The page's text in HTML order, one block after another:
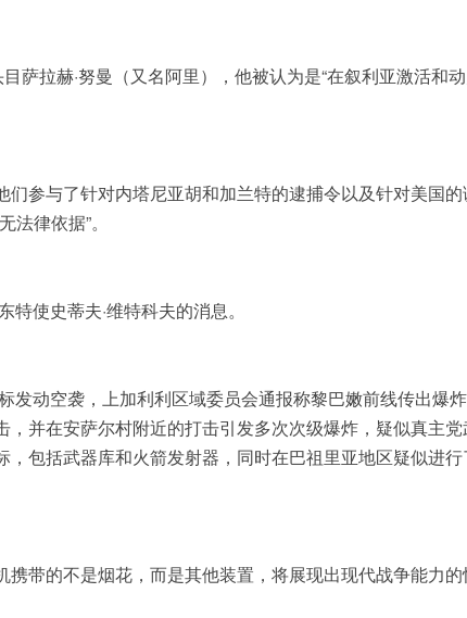
萨拉赫·努曼（又名阿里），他被认为是“在叙利亚激活和
参与了针对内塔尼亚胡和加兰特的逮捕令以及针对美国的
律依据”。
使史蒂夫·维特科夫的消息。
动空袭，上加利利区域委员会通报称黎巴嫩前线传出爆炸
并在安萨尔村附近的打击引发多次次级爆炸，疑似真主党
包括武器库和火箭发射器，同时在巴祖里亚地区疑似进行
带的不是烟花，而是其他装置，将展现出现代战争能力的